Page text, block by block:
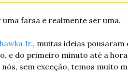
farsa e realmente ser uma.
Jr., muitas ideias pousaram
e do primeiro minuto até a hora
sem exceção, temos muito